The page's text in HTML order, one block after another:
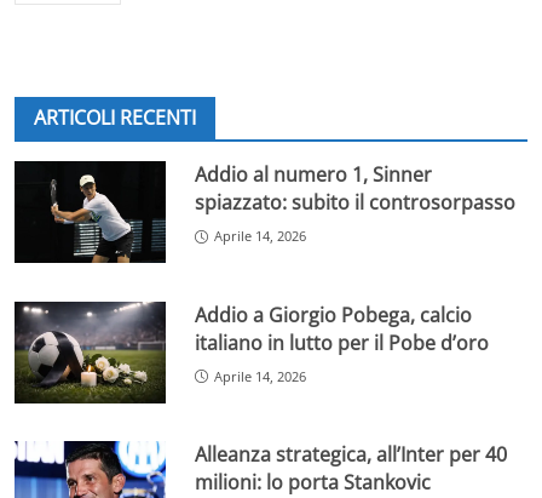
ARTICOLI RECENTI
Addio al numero 1, Sinner
spiazzato: subito il controsorpasso
Aprile 14, 2026
Addio a Giorgio Pobega, calcio
italiano in lutto per il Pobe d’oro
Aprile 14, 2026
Alleanza strategica, all’Inter per 40
milioni: lo porta Stankovic